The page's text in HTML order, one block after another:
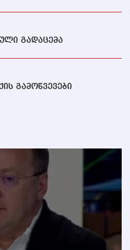
გადაცემა
გამოწვევები